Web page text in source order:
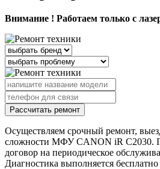
Внимание ! Работаем только с
Рассчитать ремонт
Осуществляем срочный ремонт,
сложности МФУ CANON iR C2030.
договор на периодическое
Диагностика выполняется бесплатно